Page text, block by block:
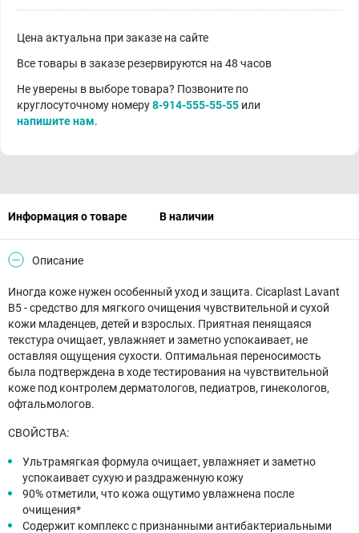
Цена актуальна при заказе на сайте
Все товары в заказе резервируются на 48 часов
Не уверены в выборе товара? Позвоните по
круглосуточному номеру8-914-555-55-55 или
напишите нам.
Информация о товаре В наличии
Описание
Иногда коже нужен особенный уход и защита. Cicaplast Lavant
B5 - cредство для мягкого очищения чувствительной и сухой
кожи младенцев, детей и взрослых. Приятная пенящаяся
текстура очищает, увлажняет и заметно успокаивает, не
оставляя ощущения сухости. Оптимальная переносимость
была подтверждена в ходе тестирования на чувствительной
коже под контролем дерматологов, педиатров, гинекологов,
офтальмологов.
СВОЙСТВА:
Ультрамягкая формула очищает, увлажняет и заметно
успокаивает сухую и раздраженную кожу
90% отметили, что кожа ощутимо увлажнена после
очищения*
Содержит комплекс с признанными антибактериальными